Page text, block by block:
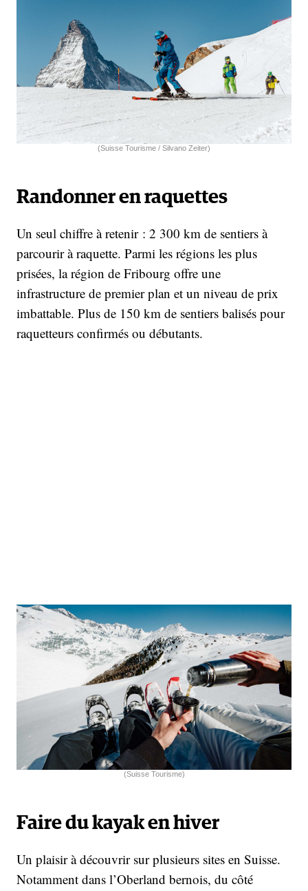
(Suisse Tourisme / Silvano Zeiter)
Randonner en raquettes
Un seul chiffre à retenir : 2 300 km de sentiers à
parcourir à raquette. Parmi les régions les plus
prisées, la région de Fribourg offre une
infrastructure de premier plan et un niveau de prix
imbattable. Plus de 150 km de sentiers balisés pour
raquetteurs confirmés ou débutants.
(Suisse Tourisme)
Faire du kayak en hiver
Un plaisir à découvrir sur plusieurs sites en Suisse.
Notamment dans l’Oberland bernois, du côté